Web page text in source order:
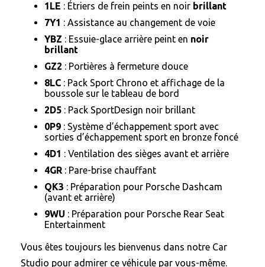
1LE : Étriers de frein peints en noir brillant
7Y1 : Assistance au changement de voie
YBZ : Essuie-glace arrière peint en noir
brillant
GZ2 : Portières à fermeture douce
8LC : Pack Sport Chrono et affichage de la
boussole sur le tableau de bord
2D5 : Pack SportDesign noir brillant
0P9 : Système d’échappement sport avec
sorties d’échappement sport en bronze foncé
4D1 : Ventilation des sièges avant et arrière
4GR : Pare-brise chauffant
QK3 : Préparation pour Porsche Dashcam
(avant et arrière)
9WU : Préparation pour Porsche Rear Seat
Entertainment
Vous êtes toujours les bienvenus dans notre Car
Studio pour admirer ce véhicule par vous-même.